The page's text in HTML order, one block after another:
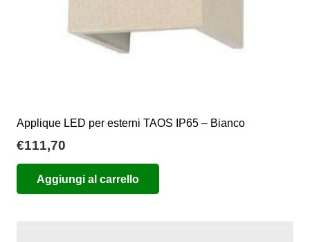
Applique LED per esterni TAOS IP65 – Bianco
€111,70
Aggiungi al carrello